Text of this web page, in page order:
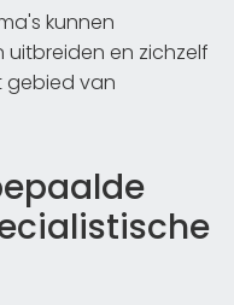
kunnen
en zichzelf
gebied van